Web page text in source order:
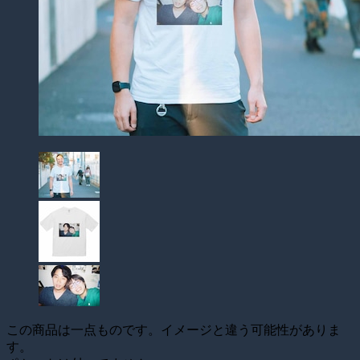
この商品は一点ものです。イメージと違う可能性がありま
す。